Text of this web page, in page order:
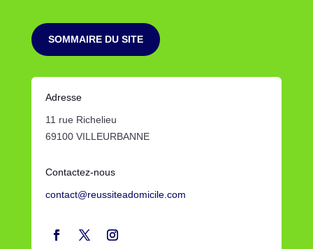
SOMMAIRE DU SITE
Adresse
11 rue Richelieu
69100 VILLEURBANNE
Contactez-nous
contact@reussiteadomicile.com